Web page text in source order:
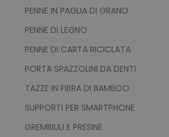
PENNE IN PAGLIA DI GRANO
PENNE DI LEGNO
PENNE DI CARTA RICICLATA
PORTA SPAZZOLINI DA DENTI
TAZZE IN FIBRA DI BAMBOO
SUPPORTI PER SMARTPHONE
GREMBIULI E PRESINE
Strettamente necessari
Targeting
funzionalità principali del sito web
Il sito web non può essere utilizzato
necessari.